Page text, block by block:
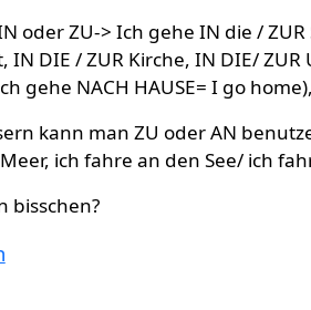
oder ZU-> Ich gehe IN die / ZUR
IN DIE / ZUR Kirche, IN DIE/
gehe NACH HAUSE= I go home),
kann man ZU oder AN
ich fahre an den See/ ich
bisschen?